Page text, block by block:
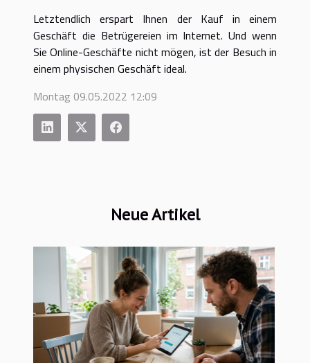
Letztendlich erspart Ihnen der Kauf in einem
Geschäft die Betrügereien im Internet. Und wenn
Sie Online-Geschäfte nicht mögen, ist der Besuch in
einem physischen Geschäft ideal.
Montag 09.05.2022 12:09
Neue Artikel